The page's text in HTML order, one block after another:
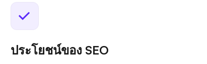
ประโยชน์ของ SEO